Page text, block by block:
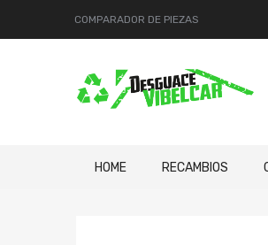
COMPARADOR DE PIEZAS
HOME RECAMBIOS